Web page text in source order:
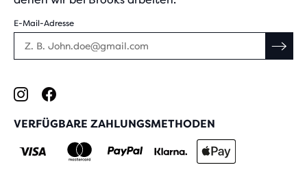
E-Mail-Adresse
VERFÜGBARE ZAHLUNGSMETHODEN